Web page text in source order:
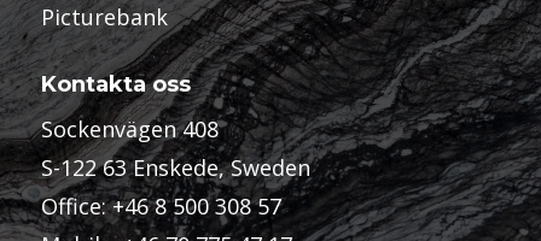
Picturebank
Kontakta oss
Sockenvägen 408
S-122 63 Enskede, Sweden
Office:+46 8 500 308 57